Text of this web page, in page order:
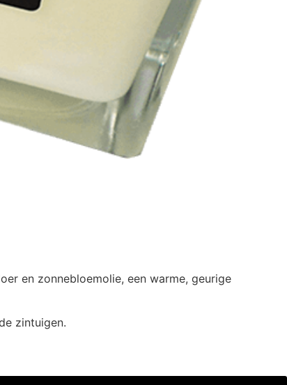
en zonnebloemolie, een warme, geurige
zintuigen.